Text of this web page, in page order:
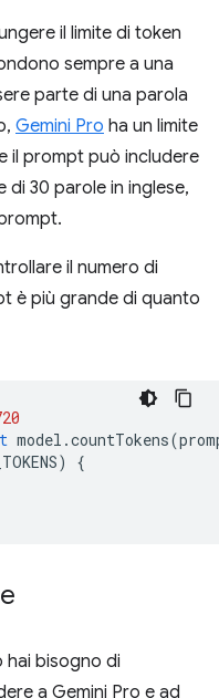
il limite di token
sempre a una
parte di una parola
Gemini Pro ha un limite
il prompt può includere
di 30 parole in inglese,
il numero di
è più grande di quanto
model .countTokens(
)
{
hai bisogno di
a Gemini Pro e ad